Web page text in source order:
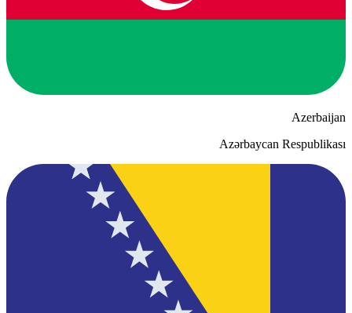
Azerbaijan
Azərbaycan Respublikası